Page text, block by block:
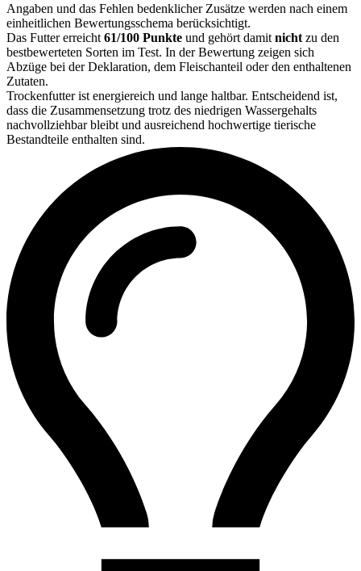
Angaben und das Fehlen bedenklicher Zusätze werden nach einem
einheitlichen Bewertungsschema berücksichtigt.
Das Futter erreicht 61/100 Punkte und gehört damit nicht zu den
bestbewerteten Sorten im Test. In der Bewertung zeigen sich
Abzüge bei der Deklaration, dem Fleischanteil oder den enthaltenen
Zutaten.
Trockenfutter ist energiereich und lange haltbar. Entscheidend ist,
dass die Zusammensetzung trotz des niedrigen Wassergehalts
nachvollziehbar bleibt und ausreichend hochwertige tierische
Bestandteile enthalten sind.